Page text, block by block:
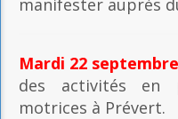
manifester auprès
Mardi 22 septembre
des activités en
motrices à Prévert.